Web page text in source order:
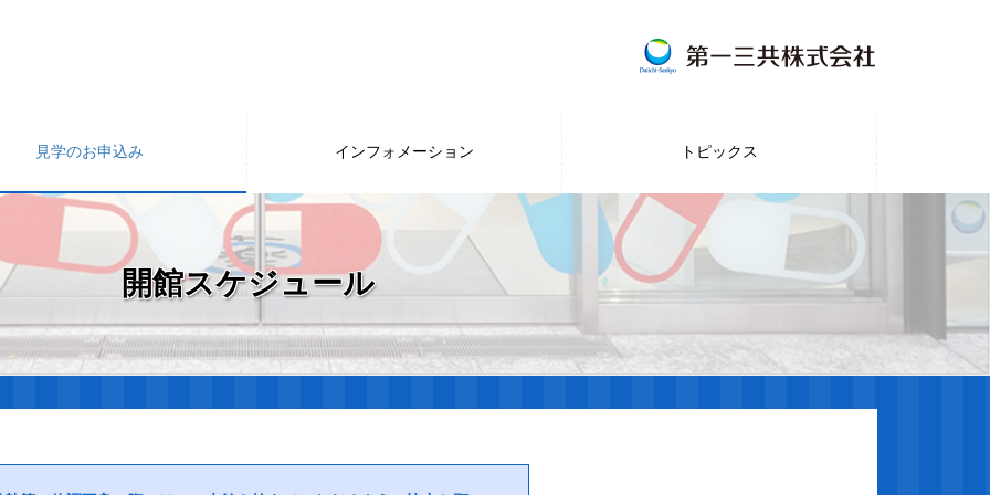
見学のお申込み インフォメーション トピックス
開館スケジュール